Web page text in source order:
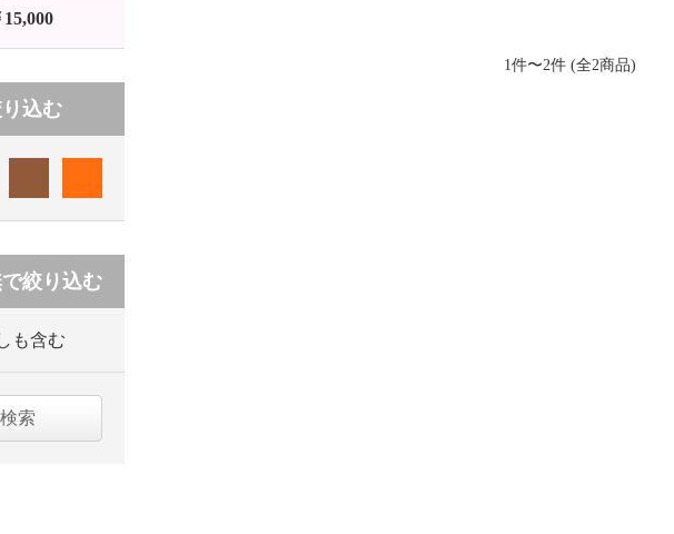
1件〜2件 (全2商品)
込む
絞り込む
も含む
検索